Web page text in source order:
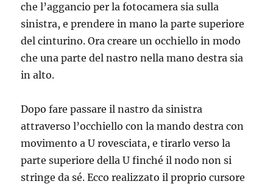
che l’aggancio per la fotocamera sia sulla
sinistra, e prendere in mano la parte superiore
del cinturino. Ora creare un occhiello in modo
che una parte del nastro nella mano destra sia
in alto.
Dopo fare passare il nastro da sinistra
attraverso l’occhiello con la mando destra con
movimento a U rovesciata, e tirarlo verso la
parte superiore della U finché il nodo non si
stringe da sé. Ecco realizzato il proprio cursore